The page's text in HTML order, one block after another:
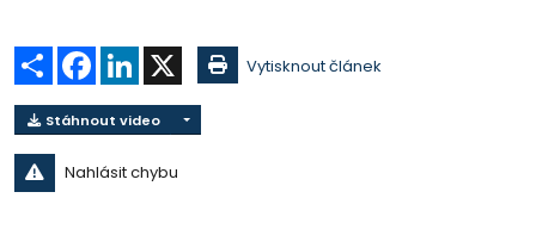
Sdílet Facebook
LinkedIn Vytisknout článek
Stáhnout video
Nahlásit chybu